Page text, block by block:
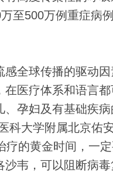
至500万例重症病
球传播的驱动因
医疗体系和语言
孕妇及有基础疾
科大学附属北京佑
疗的黄金时间，一
韦，可以阻断病